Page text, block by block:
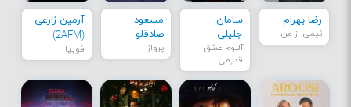
رضا بهرام
نیمی از من
سامان
جلیلی
آلبوم عشق
قدیمی
مسعود
صادقلو
پرواز
آرمین زارعی
(2AFM)
فوبیا